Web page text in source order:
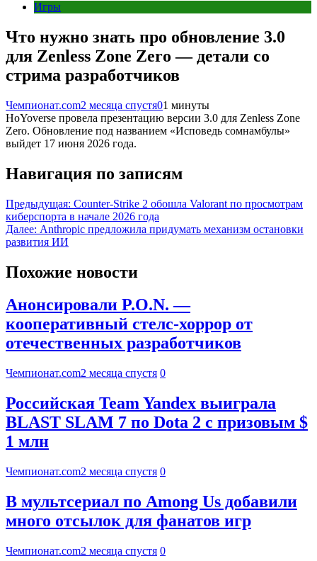
Игры
Что нужно знать про обновление 3.0
для Zenless Zone Zero — детали со
стрима разработчиков
Чемпионат.com2 месяца спустя01 минуты
HoYoverse провела презентацию версии 3.0 для Zenless Zone
Zero. Обновление под названием «Исповедь сомнамбулы»
выйдет 17 июня 2026 года.
Навигация по записям
Предыдущая: Counter-Strike 2 обошла Valorant по просмотрам
киберспорта в начале 2026 года
Далее: Anthropic предложила придумать механизм остановки
развития ИИ
Похожие новости
Анонсировали P.O.N. —
кооперативный стелс-хоррор от
отечественных разработчиков
Чемпионат.com2 месяца спустя 0
Российская Team Yandex выиграла
BLAST SLAM 7 по Dota 2 с призовым $
1 млн
Чемпионат.com2 месяца спустя 0
В мультсериал по Among Us добавили
много отсылок для фанатов игр
Чемпионат.com2 месяца спустя 0